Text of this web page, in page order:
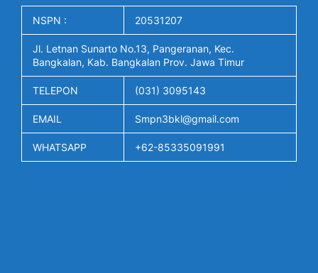
NSPN : 20531207
Jl. Letnan Sunarto No.13, Pangeranan, Kec.
Bangkalan, Kab. Bangkalan Prov. Jawa Timur
TELEPON (031) 3095143
EMAIL Smpn3bkl@gmail.com
WHATSAPP +62-85335091991